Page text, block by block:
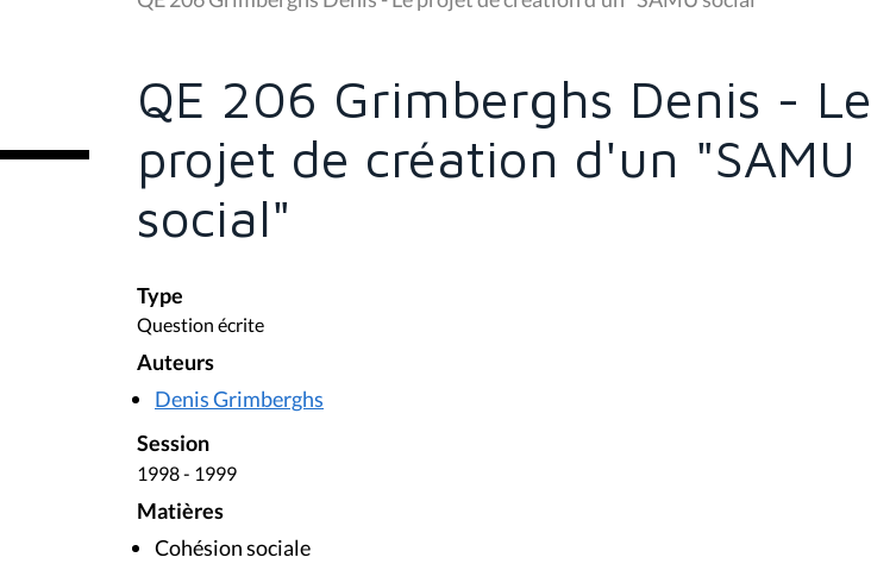
s
s
:
QE 206 Grimberghs Denis - Le
projet de création d'un "SAMU
social"
Type
Question écrite
Auteurs
Denis Grimberghs
Session
1998 - 1999
Matières
Cohésion sociale